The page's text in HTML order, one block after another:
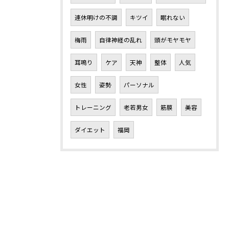
連休明けの不調 キツイ 眠れない
梅雨 自律神経の乱れ 頭がモヤモヤ
耳鳴り ケア 天神 整体 人気
女性 姿勢 パーソナル
トレーニング 老若男女 筋膜 美容
ダイエット 福岡